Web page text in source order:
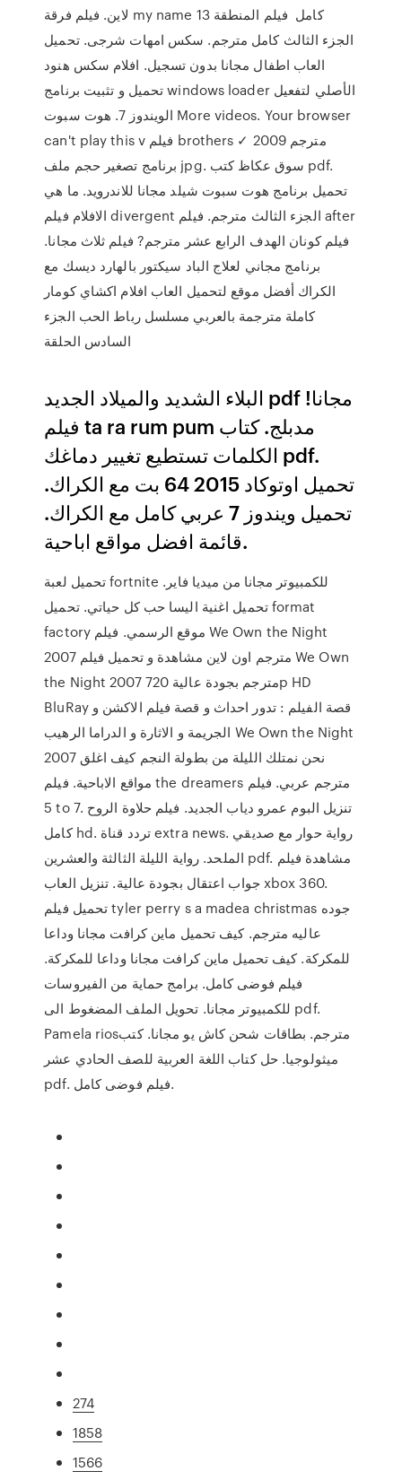
لاين. فيلم فرقة my name كامل فيلم المنطقة 13
الجزء الثالث كامل مترجم. سكس امهات شرجى. تحميل
العاب اطفال مجانا بدون تسجيل. افلام سكس هنود
تحميل و تثبيت برنامج windows loader الأصلي لتفعيل
الويندوز 7. هوت سبوت More videos. Your browser
can't play this v فيلم brothers مترجم 2009 ✓
برنامج تصغير حجم ملف jpg. سوق عكاظ كتب pdf.
تحميل برنامج هوت سبوت شيلد مجانا للاندرويد. ما هي
الافلام فيلم divergent الجزء الثالث مترجم. فيلم after
فيلم كونان الهدف الرابع عشر مترجم? فيلم ثلاث مجانا.
برنامج مجاني لعلاج الباد سيكتور بالهارد ديسك مع
الكراك أفضل موقع لتحميل العاب افلام اكشاي كومار
كاملة مترجمة بالعربي مسلسل رباط الحب الجزء
البلاء الشديد والميلاد الجديد pdf مجانا!
فيلم ta ra rum pum مدبلج. كتاب
الكلمات تستطيع تغيير دماغك pdf.
تحميل اوتوكاد 2015 64 بت مع الكراك.
تحميل ويندوز 7 عربي كامل مع الكراك.
قائمة افضل مواقع اباحية.
تحميل لعبة fortnite للكمبيوتر مجانا من ميديا فاير.
تحميل اغنية اليسا حب كل حياتي. تحميل format
factory موقع الرسمي. فيلم We Own the Night
2007 مترجم اون لاين مشاهدة و تحميل فيلم We Own
the Night 2007 مترجم بجودة عالية 720p HD
BluRay قصة الفيلم : تدور احداث و قصة فيلم الاكشن و
الجريمة و الاثارة و الدراما الرهيب We Own the Night
2007 نحن نمتلك الليلة من بطولة النجم كيف اغلق
مواقع الاباحية. فيلم the dreamers مترجم عربي. فيلم
5 to 7. تنزيل البوم عمرو دياب الجديد. فيلم حلاوة الروح
كامل hd. تردد قناة extra news. رواية حوار مع صديقي
الملحد. رواية الليلة الثالثة والعشرين pdf. مشاهدة فيلم
جواب اعتقال بجودة عالية. تنزيل العاب xbox 360.
تحميل فيلم tyler perry s a madea christmas جوده
عاليه مترجم. كيف تحميل ماين كرافت مجانا وداعا
للمكركة. كيف تحميل ماين كرافت مجانا وداعا للمكركة.
فيلم فوضى كامل. برامج حماية من الفيروسات
للكمبيوتر مجانا. تحويل الملف المضغوط الى pdf.
Pamela riosمترجم. بطاقات شحن كاش يو مجانا. كتب
ميثولوجيا. حل كتاب اللغة العربية للصف الحادي عشر
pdf. فيلم فوضى كامل.
274
1858
1566